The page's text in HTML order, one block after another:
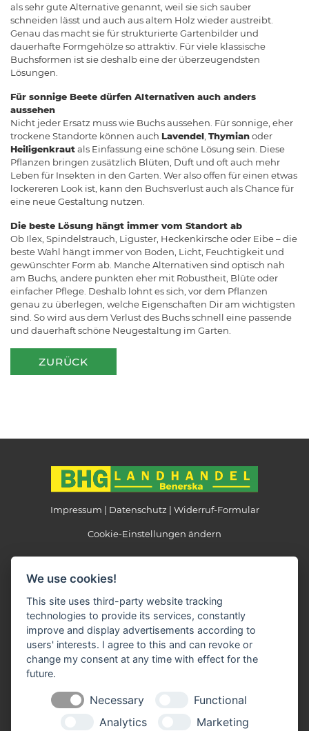
als sehr gute Alternative genannt, weil sie sich sauber
schneiden lässt und auch aus altem Holz wieder austreibt.
Genau das macht sie für strukturierte Gartenbilder und
dauerhafte Formgehölze so attraktiv. Für viele klassische
Buchsformen ist sie deshalb eine der überzeugendsten
Lösungen.
Für sonnige Beete dürfen Alternativen auch anders
aussehen
Nicht jeder Ersatz muss wie Buchs aussehen. Für sonnige, eher
trockene Standorte können auch Lavendel Thymianoder
Heiligenkrautals Einfassung eine schöne Lösung sein. Diese
Pflanzen bringen zusätzlich Blüten, Duft und oft auch mehr
Leben für Insekten in den Garten. Wer also offen für einen etwas
lockereren Look ist, kann den Buchsverlust auch als Chance für
eine neue Gestaltung nutzen.
Die beste Lösung hängt immer vom Standort ab
Ob Ilex, Spindelstrauch, Liguster, Heckenkirsche oder Eibe – die
beste Wahl hängt immer von Boden, Licht, Feuchtigkeit und
gewünschter Form ab. Manche Alternativen sind optisch nah
am Buchs, andere punkten eher mit Robustheit, Blüte oder
einfacher Pflege. Deshalb lohnt es sich, vor dem Pflanzen
genau zu überlegen, welche Eigenschaften Dir am wichtigsten
sind. So wird aus dem Verlust des Buchs schnell eine passende
und dauerhaft schöne Neugestaltung im Garten.
ZURÜCK
Impressum Datenschutz Widerruf-Formular
Cookie-Einstellungen ändern
Beethovenstraße 6
39524 Schönhausen
Telefon: 039323 / 38346
Telefax: 039323 / 38850
E-Mail:info(at)landhandel-benerska.de
Montag - Freitag: 08.30 - 12.00 + 14.30 - 18.00 Uhr
Samstag: 08.30 - 11.00 Uhr
We use cookies!
This site uses third-party website tracking
technologies to provide its services, constantly
improve and display advertisements according to
users' interests. I agree to this and can revoke or
change my consent at any time with effect for the
future.
Necessary
Functional
Analytics
Marketing